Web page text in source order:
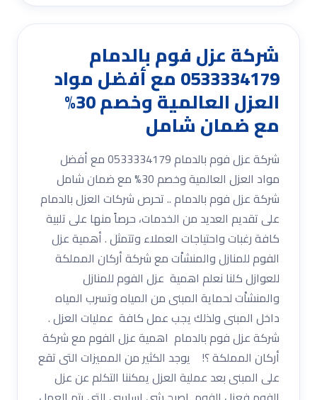
شركة عزل فوم بالدمام
0533334179 مع أفضل مواد
العزل العالمية وخصم 30%
مع ضمان شامل
شركة عزل فوم بالدمام 0533334179 مع أفضل
مواد العزل العالمية وخصم 30% مع ضمان شامل
شركة عزل فوم بالدمام .. تحرص شركات العزل بالدمام
على تقديم العديد من الخدمات، حرصاً منها على تلبية
كافة رغبات واحتياجات العملاء وتتمثل . أهمية عزل
الفوم للمنازل والمنشاْت مع شركة أركان المملكة
للعوازل كلنا نعلم اهمية عزل الفوم للمنازل
والمنشاْت لحماية المبنى من المياه وتسرب المياه
داخل المبنى ولذلك يجب عمل كافة عمليات العزل .
شركة عزل فوم بالدمام اهمية عزل الفوم مع شركة
أركان المملكة ؟! يوجد الكثير من المميزات التى تقع
على المبنى بعد عملية العزل يمكننا التكلم عن عزل